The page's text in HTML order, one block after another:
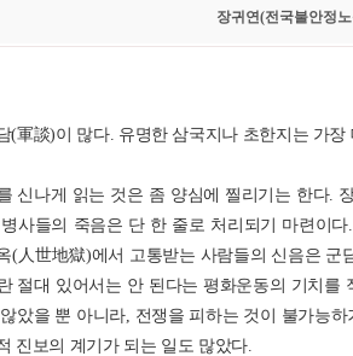
장귀연(전국불안정
(軍談)이 많다. 유명한 삼국지나 초한지는 가장
신나게 읽는 것은 좀 양심에 찔리기는 한다.
사들의 죽음은 단 한 줄로 처리되기 마련이
(人世地獄)에서 고통받는 사람들의 신음은 군
절대 있어서는 안 된다는 평화운동의 기치를
았을 뿐 아니라, 전쟁을 피하는 것이 불가능
진보의 계기가 되는 일도 많았다.